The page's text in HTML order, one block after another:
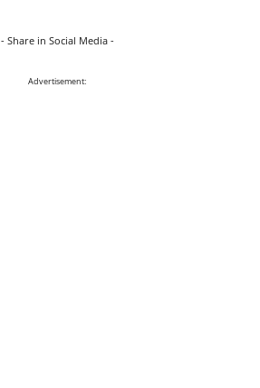
- Share in Social Media -
Advertisement: